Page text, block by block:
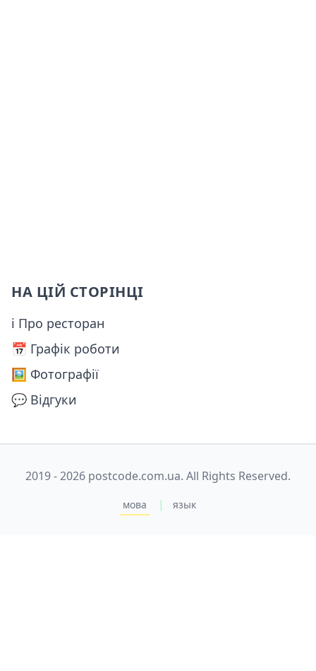
НА ЦІЙ СТОРІНЦІ
ℹ Про ресторан
📅️ Графік роботи
🖼️ Фотографії
💬 Відгуки
2019 - 2026 postcode.com.ua. All Rights Reserved.
мова | язык